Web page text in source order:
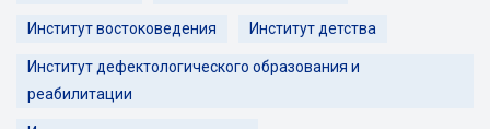
Институт востоковедения Институт детства
Институт дефектологического образования и
реабилитации